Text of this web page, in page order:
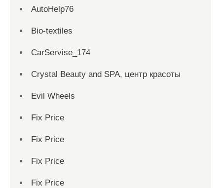
AutoHelp76
Bio-textiles
CarServise_174
Crystal Beauty and SPA, центр красоты
Evil Wheels
Fix Price
Fix Price
Fix Price
Fix Price